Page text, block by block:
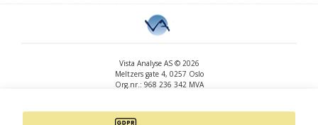
Vista Analyse AS © 2026
Meltzers gate 4, 0257 Oslo
Org.nr.: 968 236 342 MVA
www.vista-analyse.no